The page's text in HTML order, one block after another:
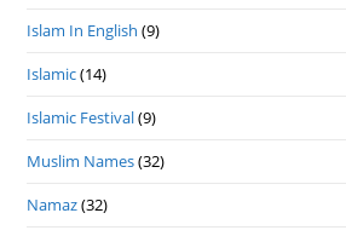
Islam In English (9)
Islamic(14)
Islamic Festival(9)
Muslim Names(32)
Namaz(32)